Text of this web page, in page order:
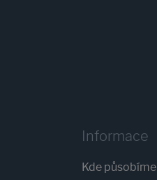
Informace
Kde působíme